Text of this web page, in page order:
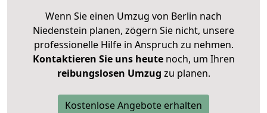
Wenn Sie einen Umzug von Berlin nach
Niedenstein planen, zögern Sie nicht, unsere
professionelle Hilfe in Anspruch zu nehmen.
Kontaktieren Sie uns heutenoch, um Ihren
reibungslosen Umzug zu planen.
Kostenlose Angebote erhalten